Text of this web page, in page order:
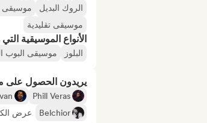
الروك البديل موسيقى
موسيقى تقليدية
الأنواع الموسيقية
البلوز موسيقى البوب
يريدون الحصول على
Phill Veras
Belchior
عرض